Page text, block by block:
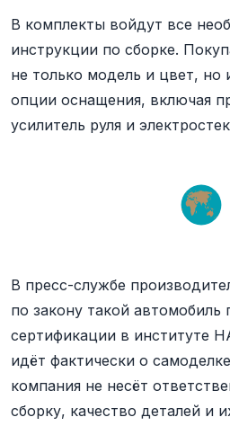
В комплекты войдут все
инструкции по сборке.
не только модель и цвет, но
опции оснащения, включая
усилитель руля и
В пресс-службе
по закону такой автомобиль
сертификации в институте
идёт фактически о
компания не несёт
сборку, качество деталей и